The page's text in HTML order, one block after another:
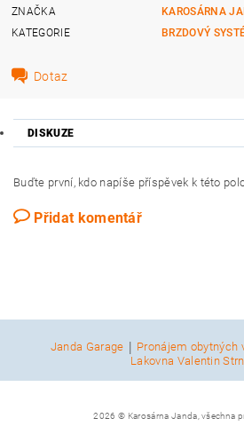
ZNAČKA
KAROSÁRNA
KATEGORIE
BRZDOVÝ
Dotaz
DISKUZE
Buďte první, kdo napíše příspěvek k této
Přidat komentář
Janda Garage | Pronájem obytných
Lakovna Valentin
2026 © Karosárna Janda, všechna